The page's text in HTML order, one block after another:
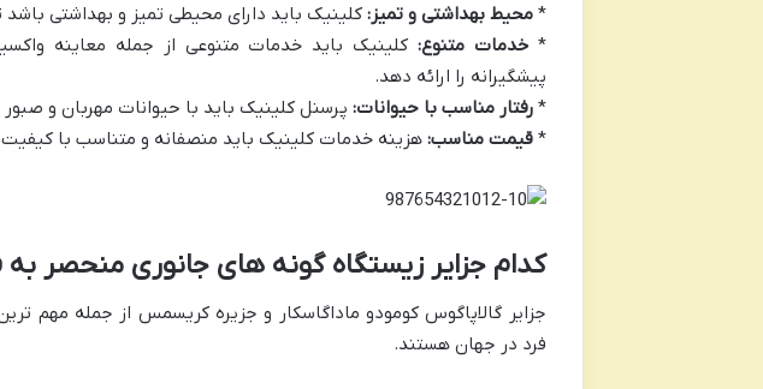
*محیط بهداشتی و تمیز: کلینیک باید دارای محیطی تمیز و بهداشتی باشد
*خدمات متنوع: کلینیک باید خدمات متنوعی از جمله معاینه
پیشگیرانه را ارائه دهد.
*رفتار مناسب با حیوانات: پرسنل کلینیک باید با حیوانات مهربان و
*قیمت مناسب: هزینه خدمات کلینیک باید منصفانه و متناسب با
کدام جزایر زیستگاه گونه های جانوری منحصر
جزایر گالاپاگوس کومودو ماداگاسکار و جزیره کریسمس از جمله مهم
فرد در جهان هستند.